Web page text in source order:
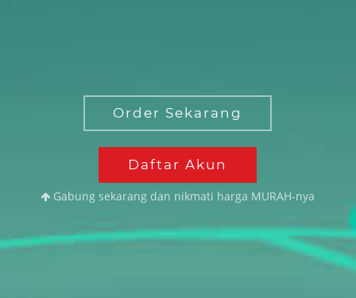
Gabung sekarang dan nikmati harga MURAH-nya
Order Sekarang
Daftar Akun